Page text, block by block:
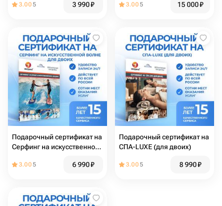
3.005 3 990₽ 3.005 15 000₽
Подарочный сертификат на
Серфинг на искусственной
3.005 6 990₽
Подарочный сертификат на
СПА-LUXE (для двоих)
3.005 8 990₽